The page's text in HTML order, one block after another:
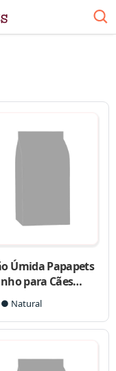
Úmida Papapets
para Cães
● Natural